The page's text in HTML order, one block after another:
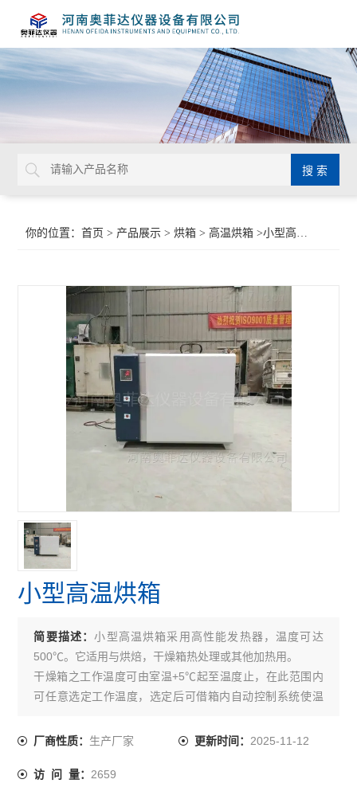
你的位置：首页 > 产品展示 >烘箱 > 高温烘箱 >小型高温烘箱
小型高温烘箱
简要描述： 小型高温烘箱采用高性能发热器，温度可达
500℃。它适用与烘焙，干燥箱热处理或其他加热用。
干燥箱之工作温度可由室温+5℃起至温度止，在此范围内
可任意选定工作温度，选定后可借箱内自动控制系统使温
造船、机械等工业干燥或做不锈钢工作的热处理之用，工
厂商性质： 生产厂家 更新时间： 2025-11-12
访 问 量：2659